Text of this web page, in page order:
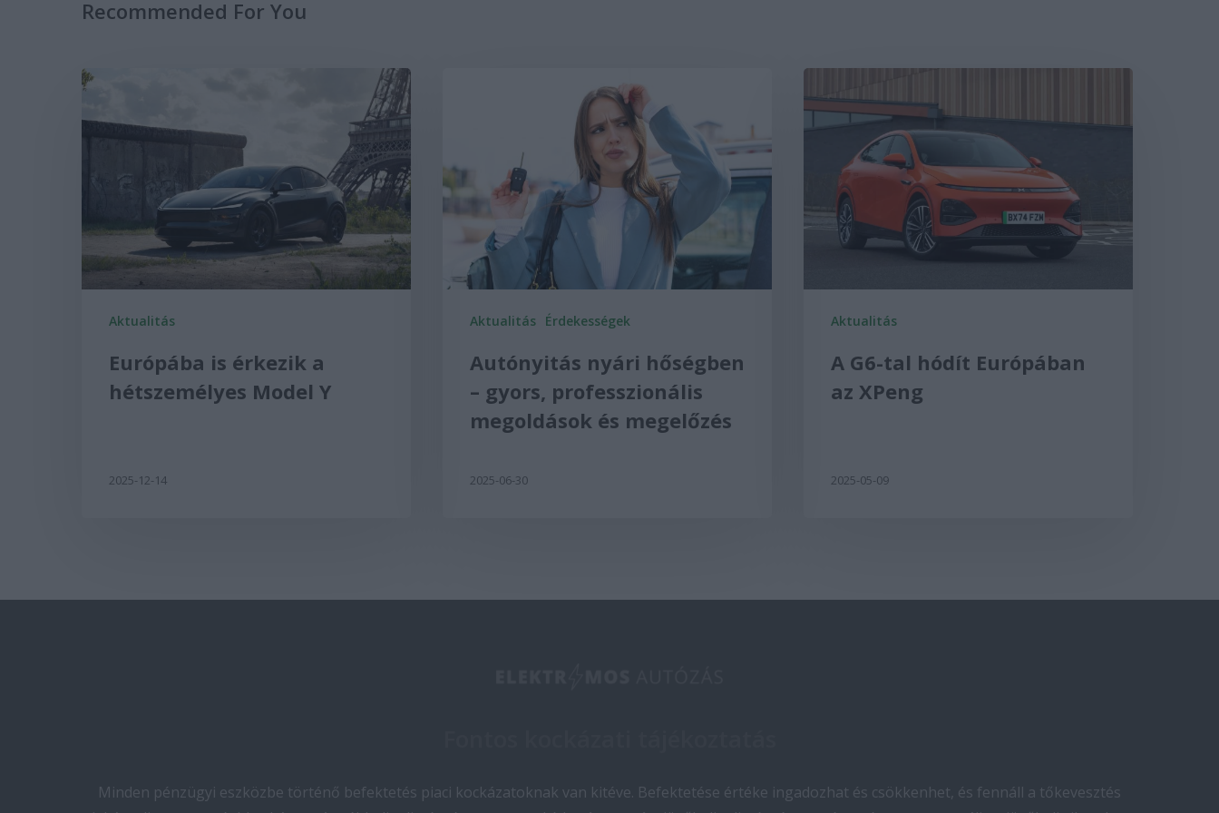
Recommended For You
Aktualitás
Európába is érkezik a
hétszemélyes Model Y
2025-12-14
Aktualitás Érdekességek
Autónyitás nyári hőségben
– gyors, professzionális
megoldások és megelőzés
2025-06-30
Aktualitás
A G6-tal hódít Európában
az XPeng
2025-05-09
Minden pénzügyi eszközbe történő befektetés piaci kockázatoknak van kitéve. Befektetése értéke ingadozhat és csökkenhet, és fennáll a tőkevesztés